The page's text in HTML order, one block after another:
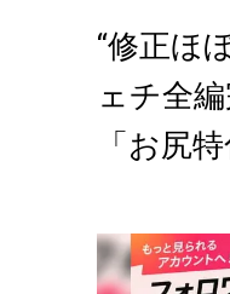
“修正ほ
ェチ全
「お尻